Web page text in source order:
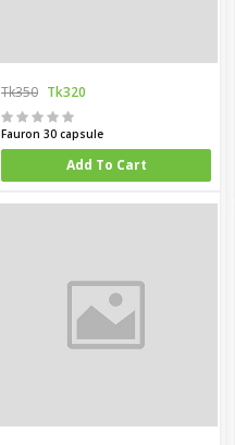
Tk350 Tk320
Fauron 30 capsule
Add To Cart